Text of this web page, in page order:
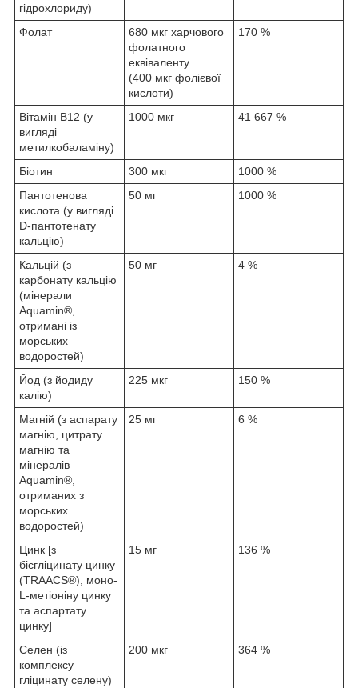
гідрохлориду)
Фолат
680 мкг харчового
фолатного
еквіваленту
(400 мкг фолієвої
кислоти)
170 %
Вітамін B12 (у
вигляді
метилкобаламіну)
1000 мкг 41 667 %
Біотин 300 мкг
1000 %
Пантотенова
кислота (у вигляді
D-пантотенату
кальцію)
50 мг 1000 %
Кальцій (з
карбонату кальцію
(мінерали
Aquamin®,
отримані із
морських
водоростей)
50 мг 4 %
Йод (з йодиду
калію)
225 мкг 150 %
Магній (з аспарату
магнію, цитрату
магнію та
мінералів
Aquamin®,
отриманих з
морських
водоростей)
25 мг 6 %
Цинк [з
бісгліцинату цинку
(TRAACS®), моно-
L-метіоніну цинку
та аспартату
цинку]
15 мг 136 %
Селен (із
комплексу
гліцинату селену)
200 мкг 364 %